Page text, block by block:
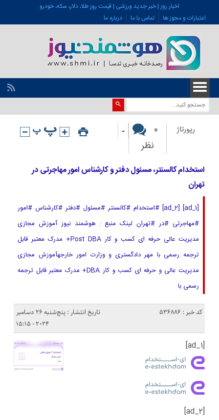
اخبار روز | خبر جدید ورزشی | قیمت روز طلا، دلار، سکه، خودرو
اعتبارات و مجوز ها
تماس با ما درباره ما
رپورتاژ
0
نظر
-
استخدام کالسنتر، مسئول دفتر و کارشناس امور مهاجرتی در
تهران
[ad_1] [ad_2] #استخدام #کالسنتر #مسئول #دفتر #کارشناس #امور
#مهاجرتی #در #تهران لینک منبع : هوشمند نیوز آموزش مجازی
مدیریت عالی حرفه ای کسب و کار Post DBA+ مدرک معتبر قابل
ترجمه رسمی با مهر دادگستری و وزارت امور خارجهآموزش مجازی
مدیریت عالی و حرفه ای کسب و کار DBA+ مدرک معتبر قابل ترجمه
رسمی با
کد خبر : 536886
تاریخ انتشار : پنج‌شنبه 26 دسامبر
2024 - 15:15
[ad_1]
[ad_2]